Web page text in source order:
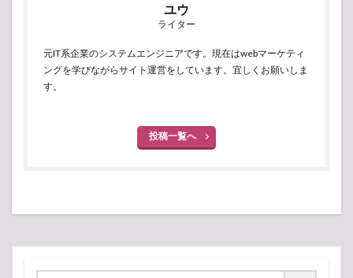
ユウ
ライター
元IT系企業のシステムエンジニアです。現在はwebマーケティ
ングを学びながらサイト運営をしています。宜しくお願いしま
す。
投稿一覧へ